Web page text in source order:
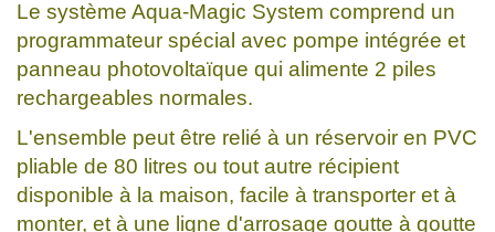
Le système Aqua-Magic System comprend un
programmateur spécial avec pompe intégrée et
panneau photovoltaïque qui alimente 2 piles
rechargeables normales.
L'ensemble peut être relié à un réservoir en PVC
pliable de 80 litres ou tout autre récipient
disponible à la maison, facile à transporter et à
monter, et à une ligne d'arrosage goutte à goutte